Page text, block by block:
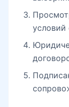
условий